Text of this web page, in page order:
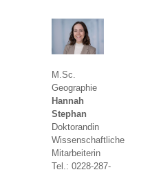
M.Sc.
Geographie
Hannah
Stephan
Doktorandin
Wissenschaftliche
Mitarbeiterin
Tel.: 0228-287-